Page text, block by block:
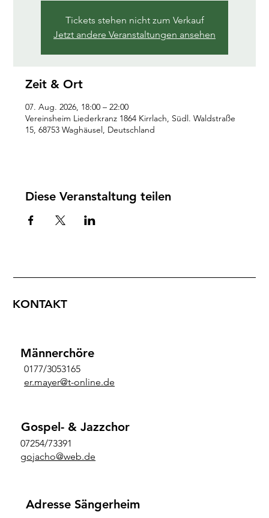
Tickets stehen nicht zum Verkauf
Jetzt andere Veranstaltungen ansehen
Zeit & Ort
07. Aug. 2026, 18:00 – 22:00
Vereinsheim Liederkranz 1864 Kirrlach, Südl. Waldstraße
15, 68753 Waghäusel, Deutschland
Diese Veranstaltung teilen
KONTAKT
Männerchöre
0177/3053165
er.mayer@t-online.de
Gospel- & Jazzchor
07254/73391
gojacho@web.de
Adresse Sängerheim